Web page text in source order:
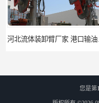
您是第